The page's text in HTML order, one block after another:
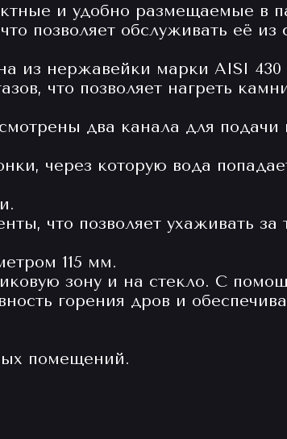
и удобно размещаемые в
позволяет обслуживать её из
из нержавейки марки AISI
что позволяет нагреть
два канала для подачи
через которую вода
что позволяет ухаживать за
115 мм.
зону и на стекло. С
горения дров и
помещений.